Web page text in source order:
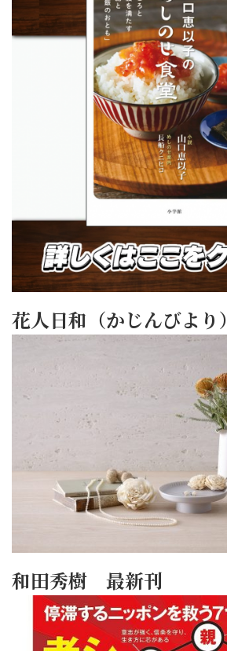
花人日和（かじんびより）
和田秀樹 最新刊